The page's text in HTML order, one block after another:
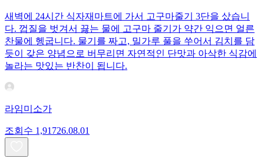
새벽에 24시간 식자재마트에 가서 고구마줄기 3단을 샀습니
다. 껍질을 벗겨서 끓는 물에 고구마 줄기가 약간 익으면 얼른
찬물에 헹굽니다. 물기를 짜고, 밀가루 풀을 쑤어서 김치를 담
듯이 갖은 양념으로 버무리면 자연적인 단맛과 아삭한 식감에
놀라는 맛있는 반찬이 됩니다.
라임미소가
조회수 1,91726.08.01